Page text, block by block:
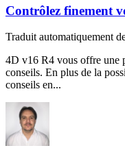
Contrôlez finement
Traduit automatiquement
4D v16 R4 vous offre une
conseils. En plus de la
conseils en...